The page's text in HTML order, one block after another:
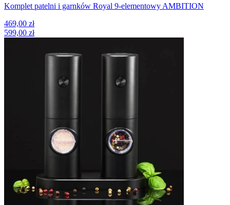
Komplet patelni i garnków Royal 9-elementowy AMBITION
469,00 zł
599,00 zł